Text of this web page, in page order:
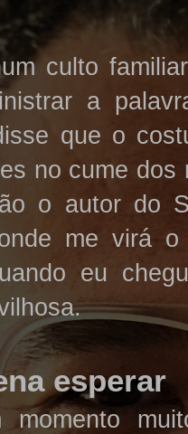
culto
a
que o
no cume
o autor do
me virá o
eu
esperar
momento